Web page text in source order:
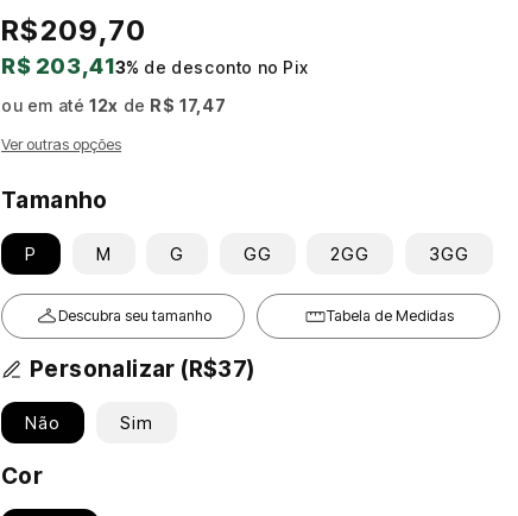
Preço
normal
R$209,70
R$ 203,413% de desconto no Pix
ou em até12x de R$ 17,47
Ver outras opções
Tamanho
P M G GG 2GG 3GG
Descubra seu tamanho Tabela de Medidas
Personalizar (R$37)
Não Sim
Cor